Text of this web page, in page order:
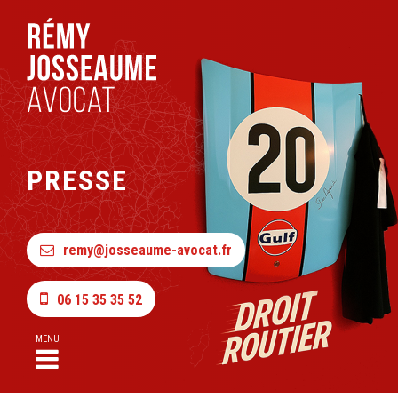
PRESSE
remy@josseaume-avocat.fr
06 15 35 35 52
MENU